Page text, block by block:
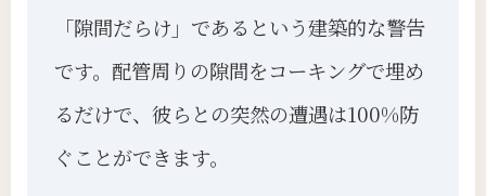
「隙間だらけ」であるという建築的な警告
です。配管周りの隙間をコーキングで埋め
るだけで、彼らとの突然の遭遇は100%防
ぐことができます。